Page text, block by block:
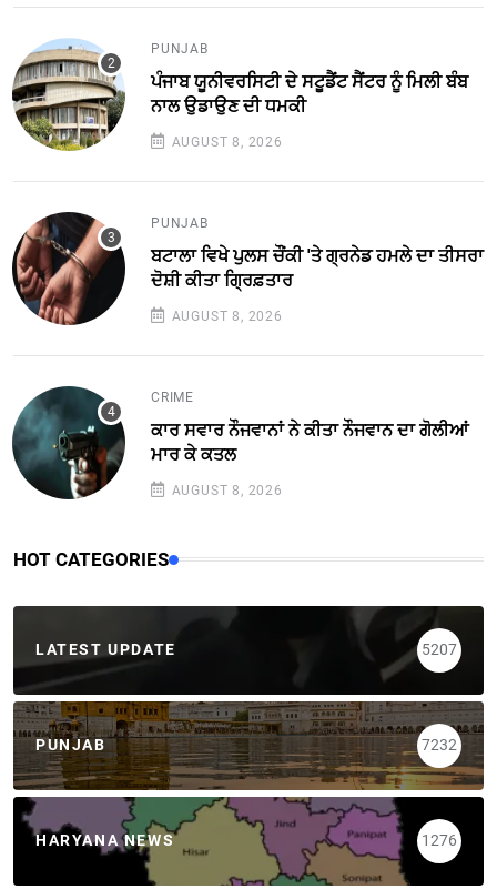
PUNJAB
ਪੰਜਾਬ ਯੂਨੀਵਰਸਿਟੀ ਦੇ ਸਟੂਡੈਂਟ ਸੈਂਟਰ ਨੂੰ ਮਿਲੀ ਬੰਬ
ਨਾਲ ਉਡਾਉਣ ਦੀ ਧਮਕੀ
AUGUST 8, 2026
PUNJAB
ਬਟਾਲਾ ਵਿਖੇ ਪੁਲਸ ਚੌਂਕੀ 'ਤੇ ਗ੍ਰਨੇਡ ਹਮਲੇ ਦਾ ਤੀਸਰਾ
ਦੋਸ਼ੀ ਕੀਤਾ ਗ੍ਰਿਫ਼ਤਾਰ
AUGUST 8, 2026
CRIME
ਕਾਰ ਸਵਾਰ ਨੌਜਵਾਨਾਂ ਨੇ ਕੀਤਾ ਨੌਜਵਾਨ ਦਾ ਗੋਲੀਆਂ
ਮਾਰ ਕੇ ਕਤਲ
AUGUST 8, 2026
HOT CATEGORIES
LATEST UPDATE 5207
PUNJAB 7232
HARYANA NEWS 1276